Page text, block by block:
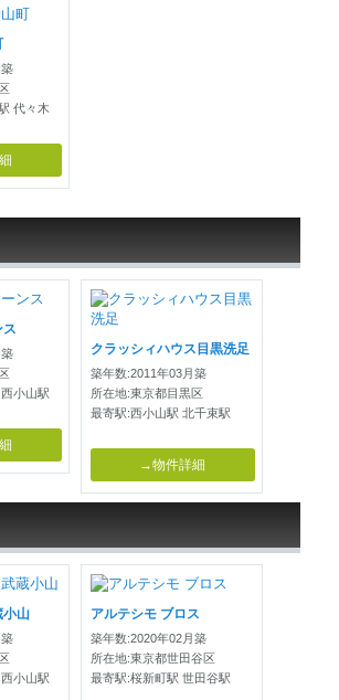
代々木
ス
小山駅
クラッシィハウス目黒洗足
築年数:2011年03月築
所在地:東京都目黒区
最寄駅:西小山駅 北千束駅
→物件詳細
小山
小山駅
アルテシモ ブロス
築年数:2020年02月築
所在地:東京都世田谷区
最寄駅:桜新町駅 世田谷駅